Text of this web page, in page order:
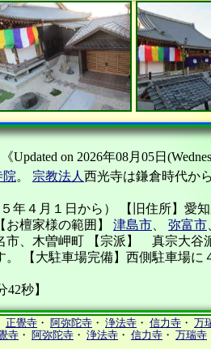
on 2026年08月05日
院。 宗教法人 西光寺は鎌倉時代か
年４月１日から） 【旧住所】愛
檀家様の範囲】 津島市 弥富市
市、木曽岬町 【宗派】 真宗大谷
。 【大駐車場完備】西側駐車場に
秒】
正覺寺 ・ 阿弥陀寺 ・ 浄法寺 ・ 信力寺 ・ 万
寺 ・ 阿弥陀寺 ・ 浄法寺 ・ 信力寺 ・ 万瑞寺